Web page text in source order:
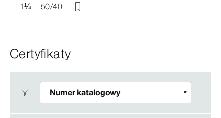
1¼ 50/40
Certyfikaty